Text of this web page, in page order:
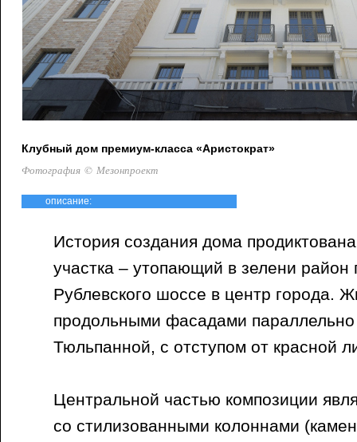
Клубный дом премиум-класса «Аристократ»
Фотография © Мезонпроект
описание:
История создания дома
участка – утопающий в зелени район
Рублевского шоссе в центр города.
продольными фасадами
Тюльпанной, с отступом от красной
Центральной частью композиции
со стилизованными колоннами